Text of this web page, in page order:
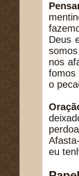
Deus
nos
fomos
o
eu